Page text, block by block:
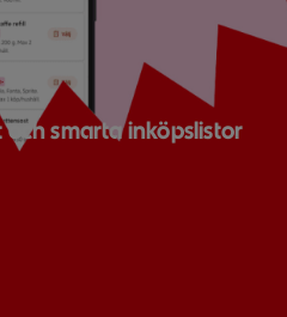
smarta inköpslistor